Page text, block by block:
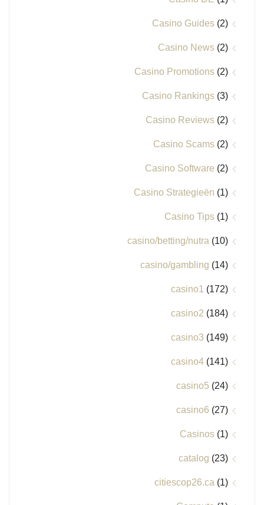
Casino Guides (2)
Casino News (2)
Casino Promotions (2)
Casino Rankings (3)
Casino Reviews (2)
Casino Scams (2)
Casino Software (2)
Casino Strategieën (1)
Casino Tips (1)
casino/betting/nutra (10)
casino/gambling (14)
casino1 (172)
casino2 (184)
casino3 (149)
casino4 (141)
casino5 (24)
casino6 (27)
Casinos (1)
catalog (23)
citiescop26.ca (1)